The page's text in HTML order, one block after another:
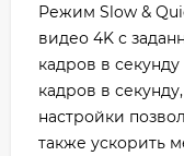
Режим Slow &
видео 4K с
кадров в секунду
кадров в
настройки
также ускорить